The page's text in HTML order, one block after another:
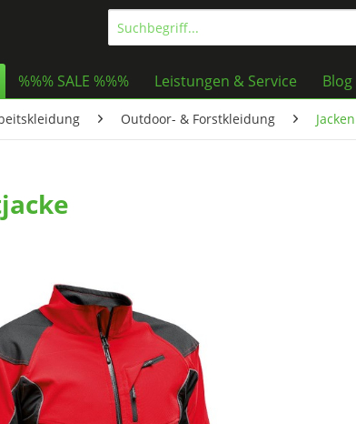
%%% SALE %%% Leistungen & Service Blog
Outdoor- & Forstkleidung